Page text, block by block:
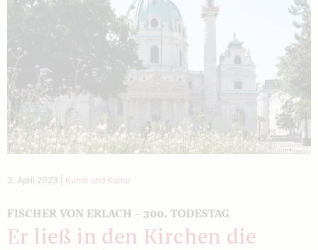
3. April 2023 Kunst und Kultur
FISCHER VON ERLACH – 300. TODESTAG
Er ließ in den Kirchen die